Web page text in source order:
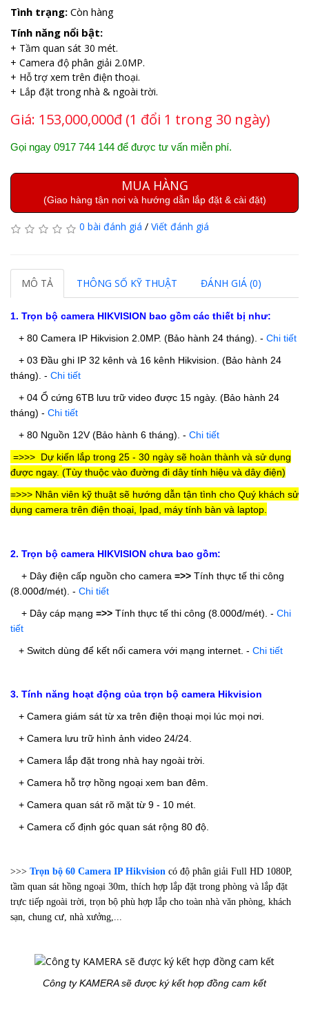
Tình trạng: Còn hàng
Tính năng nổi bật:
+ Tầm quan sát 30 mét.
+ Camera độ phân giải 2.0MP.
+ Hỗ trợ xem trên điện thoại.
+ Lắp đặt trong nhà & ngoài trời.
Giá: 153,000,000đ (1 đổi 1 trong 30 ngày)
Gọi ngay 0917 744 144 để được tư vấn miễn phí.
MUA HÀNG
(Giao hàng tận nơi và hướng dẫn lắp đặt & cài đặt)
0 bài đánh giá / Viết đánh giá
MÔ TẢ THÔNG SỐ KỸ THUẬT ĐÁNH GIÁ (0)
1. Trọn bộ camera HIKVISION bao gồm các thiết bị như:
+ 80 Camera IP Hikvision 2.0MP. (Bảo hành 24 tháng). - Chi tiết
+ 03 Đầu ghi IP 32 kênh và 16 kênh Hikvision. (Bảo hành 24
tháng). - Chi tiết
+ 04 Ổ cứng 6TB lưu trữ video được 15 ngày. (Bảo hành 24
tháng) - Chi tiết
+ 80 Nguồn 12V(Bảo hành 6 tháng). - Chi tiết
=>>> Dự kiến lắp trong 25 - 30 ngày sẽ hoàn thành và sử dụng
được ngay. (Tùy thuộc vào đường đi dây tính hiệu và dây điện)
=>>> Nhân viên kỹ thuật sẽ hướng dẫn tận tình cho Quý khách sử
dụng camera trên điện thoại, Ipad, máy tính bàn và laptop.
2. Trọn bộ camera HIKVISION chưa bao gồm:
+ Dây điện cấp nguồn cho camera =>> Tính thực tế thi công
(8.000đ/mét). - Chi tiết
+ Dây cáp mạng =>> Tính thực tế thi công (8.000đ/mét). - Chi
tiết
+ Switch dùng để kết nối camera với mạng internet. - Chi tiết
3. Tính năng hoạt động của trọn bộ camera Hikvision
+ Camera giám sát từ xa trên điện thoại mọi lúc mọi nơi.
+ Camera lưu trữ hình ảnh video 24/24.
+ Camera lắp đặt trong nhà hay ngoài trời.
+ Camera hỗ trợ hồng ngoại xem ban đêm.
+ Camera quan sát rõ mặt từ 9 - 10 mét.
+ Camera cố định góc quan sát rộng 80 độ.
>>> Trọn bộ 60 Camera IP Hikvision có độ phân giải Full HD 1080P,
tầm quan sát hồng ngoại 30m, thích hợp lắp đặt trong phòng và lắp đặt
trực tiếp ngoài trời, trọn bộ phù hợp lắp cho toàn nhà văn phòng, khách
sạn, chung cư, nhà xưởng,...
Công ty KAMERA sẽ được ký kết hợp đồng cam kết